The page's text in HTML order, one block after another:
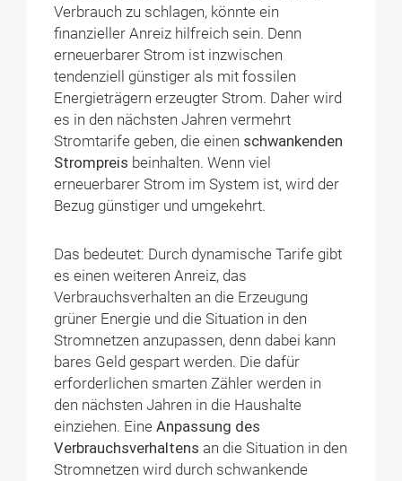
Verbrauch zu schlagen, könnte ein
finanzieller Anreiz hilfreich sein. Denn
erneuerbarer Strom ist inzwischen
tendenziell günstiger als mit fossilen
Energieträgern erzeugter Strom. Daher wird
es in den nächsten Jahren vermehrt
Stromtarife geben, die einen schwankenden
Strompreis beinhalten. Wenn viel
erneuerbarer Strom im System ist, wird der
Bezug günstiger und umgekehrt.
Das bedeutet: Durch dynamische Tarife gibt
es einen weiteren Anreiz, das
Verbrauchsverhalten an die Erzeugung
grüner Energie und die Situation in den
Stromnetzen anzupassen, denn dabei kann
bares Geld gespart werden. Die dafür
erforderlichen smarten Zähler werden in
den nächsten Jahren in die Haushalte
einziehen. EineAnpassung des
Verbrauchsverhaltens an die Situation in den
Stromnetzen wird durch schwankende